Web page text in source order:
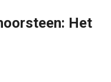
Het